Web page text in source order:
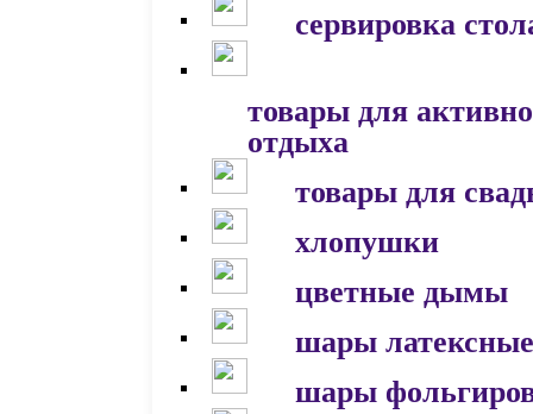
сервировка
товары для
отдыха
товары для
хлопушки
цветные дымы
шары латексные
шары